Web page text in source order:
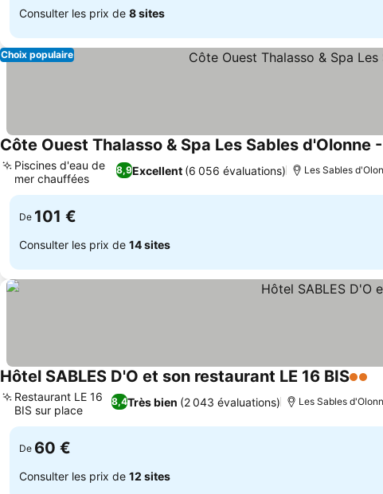
Consulter les prix de 8 sites
Choix populaire
Côte Ouest Thalasso & Spa Les Sables d'Olonne
8,9Excellent (6 056 évaluations)
Piscines d'eau de
mer chauffées
Les Sables
De 101 €
Consulter les prix de 14 sites
Hôtel SABLES D'O et son restaurant LE 16 BIS2
8,4Très bien (2 043 évaluations)
Restaurant LE 16
BIS sur place
Les Sables
De 60 €
Consulter les prix de 12 sites